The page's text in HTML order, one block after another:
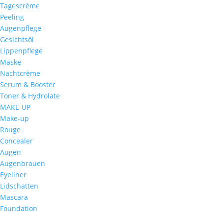
Tagescrème
Peeling
Augenpflege
Gesichtsöl
Lippenpflege
Maske
Nachtcrème
Serum & Booster
Toner & Hydrolate
MAKE-UP
Make-up
Rouge
Concealer
Augen
Augenbrauen
Eyeliner
Lidschatten
Mascara
Foundation